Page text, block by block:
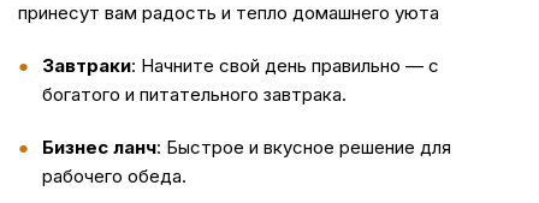
принесут вам радость и тепло домашнего уюта
Завтраки: Начните свой день правильно — с
богатого и питательного завтрака.
Бизнес ланч: Быстрое и вкусное решение для
рабочего обеда.